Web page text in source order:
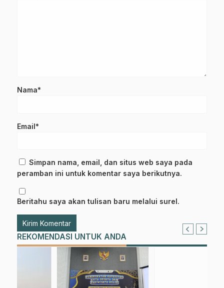
Nama*
Email*
Simpan nama, email, dan situs web saya pada
peramban ini untuk komentar saya berikutnya.
Beritahu saya akan tulisan baru melalui surel.
REKOMENDASI UNTUK ANDA